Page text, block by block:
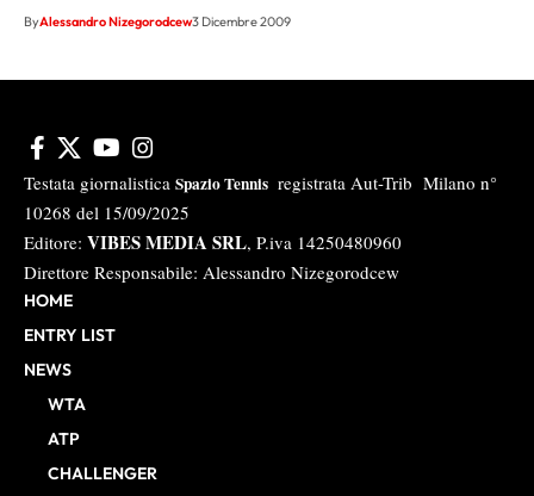
ByAlessandro Nizegorodcew3 Dicembre 2009
Testata giornalistica Spazio Tennis registrata Aut-Trib Milano n°
10268 del 15/09/2025
Editore: VIBES MEDIA SRL, P.iva 14250480960
Direttore Responsabile: Alessandro Nizegorodcew
HOME
ENTRY LIST
NEWS
WTA
ATP
CHALLENGER